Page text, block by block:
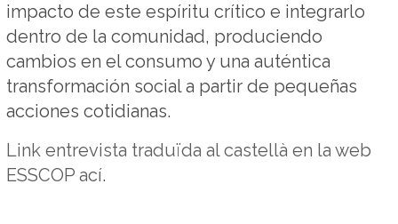
impacto de este espíritu crítico e integrarlo
dentro de la comunidad, produciendo
cambios en el consumo y una auténtica
transformación social a partir de pequeñas
acciones cotidianas.
Link entrevista traduïda al castellà en la web
ESSCOP ací.